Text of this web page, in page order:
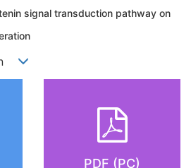
signal transduction pathway on
PDF (PC)